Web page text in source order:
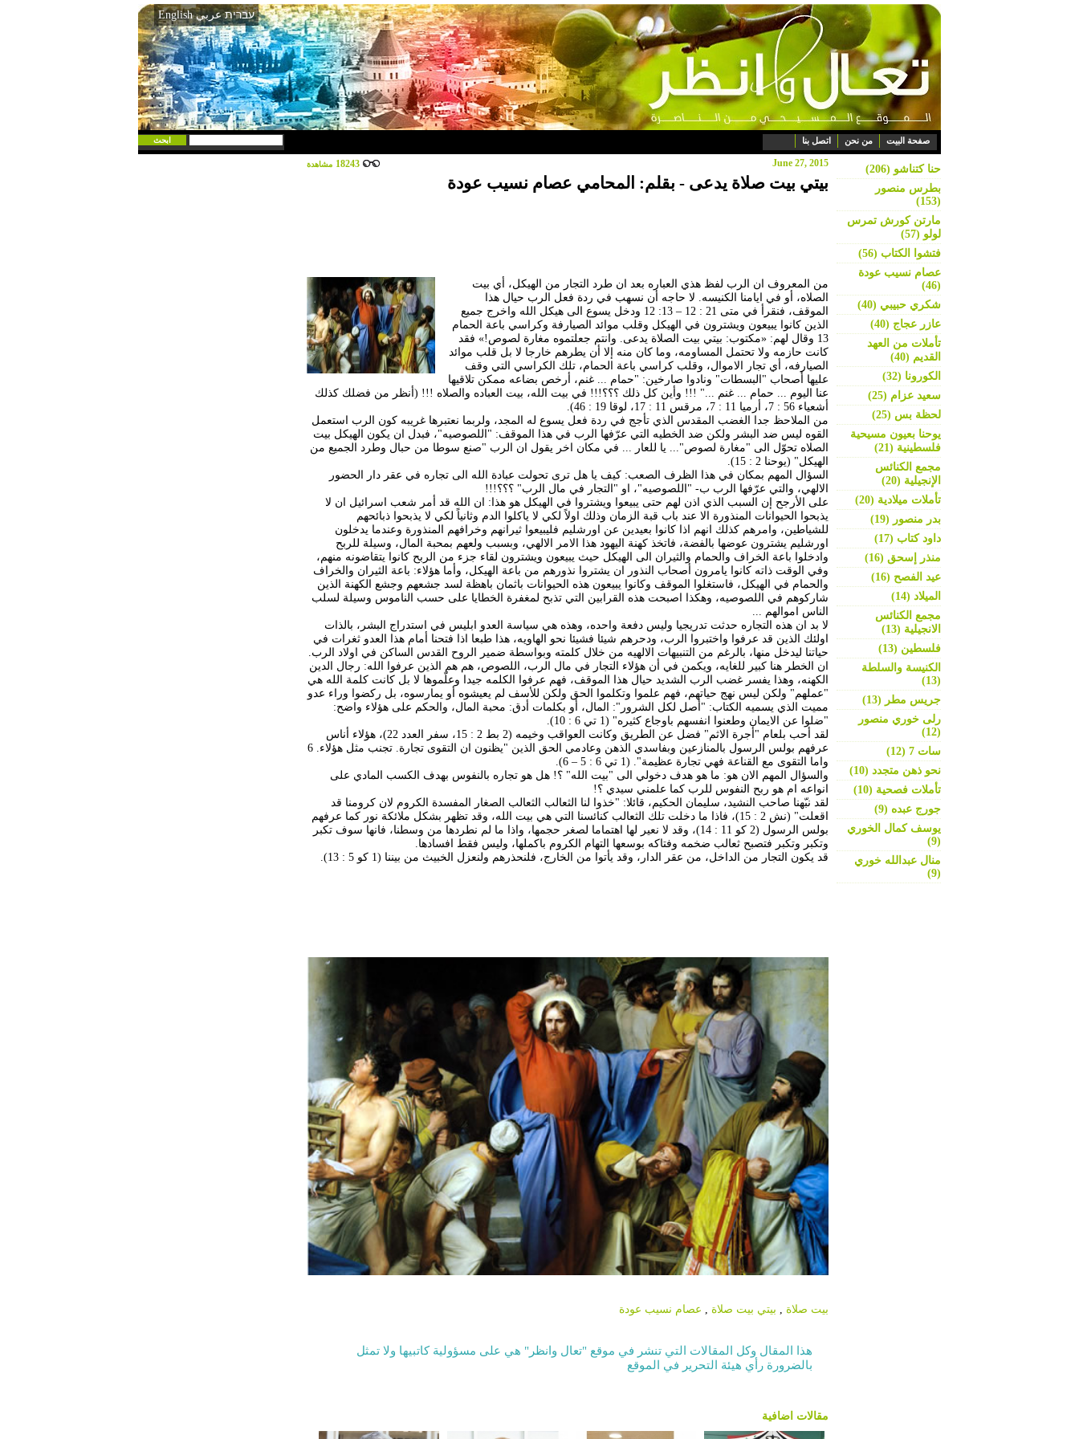
English عربي עברית
صفحة البيت من نحن اتصل بنا
حنا كتناشو (206)
بطرس منصور
(153)
مارتن كورش تمرس
لولو (57)
فتشوا الكتاب (56)
عصام نسيب عودة
(46)
شكري حبيبي (40)
عازر عجاج (40)
تأملات من العهد
القديم (40)
الكورونا (32)
سعيد عزام (25)
لحظة بس (25)
يوحنا بعيون مسيحية
فلسطينية (21)
مجمع الكنائس
الإنجيلية (20)
تأملات ميلادية (20)
بدر منصور (19)
داود كتاب (17)
منذر إسحق (16)
عيد الفصح (16)
الميلاد (14)
مجمع الكنائس
الانجيلية (13)
فلسطين (13)
الكنيسة والسلطة
(13)
جريس مطر (13)
رلى خوري منصور
(12)
سات 7 (12)
نحو ذهن متجدد (10)
تأملات فصحية (10)
جورج عبده (9)
يوسف كمال الخوري
(9)
منال عبدالله خوري
(9)
June 27, 2015
18243 مشاهدة
بيتي بيت صلاة يدعى - بقلم: المحامي عصام نسيب عودة
من المعروف ان الرب لفظ هذي العباره بعد ان طرد التجار من الهيكل، أي بيت
الصلاه، أو في ايامنا الكنيسه. لا حاجه أن نسهب في ردة فعل الرب حيال هذا
الموقف، فنقرأ في متى 21 : 12 – 13: 12 ودخل يسوع الى هيكل الله واخرج جميع
الذين كانوا يبيعون ويشترون في الهيكل وقلب موائد الصيارفة وكراسي باعة الحمام
13 وقال لهم: «مكتوب: بيتي بيت الصلاة يدعى. وانتم جعلتموه مغارة لصوص!» فقد
كانت حازمه ولا تحتمل المساومه، وما كان منه إلا أن يطرهم خارجا لا بل قلب موائد
الصيارفه، أي تجار الاموال، وقلب كراسي باعة الحمام، تلك الكراسي التي وقف
عليها أصحاب "البسطات" ونادوا صارخين: "حمام ... غنم، أرخص بضاعه ممكن تلاقيها
عنا اليوم ... حمام ... غنم ..." !!! وأين كل ذلك ؟؟؟!!! في بيت الله، بيت العباده والصلاه !!! (أنظر من فضلك كذلك
أشعياء 56 : 7، أرميا 11 : 7، مرقس 11 : 17، لوقا 19 : 46).
من الملاحظ جدا الغضب المقدس الذي تأجج في ردة فعل يسوع له المجد، ولربما نعتبرها غريبه كون الرب استعمل
القوه ليس ضد البشر ولكن ضد الخطيه التي عرّفها الرب في هذا الموقف: "اللصوصيه"، فبدل ان يكون الهيكل بيت
الصلاه تحوّل الى "مغارة لصوص"... يا للعار ... في مكان اخر يقول ان الرب "صنع سوطا من حبال وطرد الجميع من
الهيكل" (يوحنا 2 : 15).
السؤال المهم بمكان في هذا الظرف الصعب: كيف يا هل ترى تحولت عبادة الله الى تجاره في عقر دار الحضور
الالهي، والتي عرّفها الرب ب- "اللصوصيه"، او "التجار في مال الرب" ؟؟؟!!!
على الأرجح إن السبب الذي اذن لهم حتى يبيعوا ويشتروا في الهيكل هو هذا: ان الله قد أمر شعب اسرائيل ان لا
يذبحوا الحيوانات المنذورة الا عند باب قبة الزمان وذلك اولاً لكي لا ياكلوا الدم وثانياً لكي لا يذبحوا ذبائحهم
للشياطين، وامرهم كذلك انهم اذا كانوا بعيدين عن اورشليم فليبيعوا ثيرانهم وخرافهم المنذورة وعندما يدخلون
اورشليم يشترون عوضها بالفضة، فاتخذ كهنة اليهود هذا الامر الالهي، وبسبب ولعهم بمحبة المال، وسيلة للربح
وادخلوا باعة الخراف والحمام والثيران الى الهيكل حيث يبيعون ويشترون لقاء جزء من الربح كانوا يتقاضونه منهم،
وفي الوقت ذاته كانوا يامرون أصحاب النذور ان يشتروا نذورهم من باعة الهيكل، وأما هؤلاء: باعة الثيران والخراف
والحمام في الهيكل، فاستغلوا الموقف وكانوا يبيعون هذه الحيوانات باثمان باهظة لسد جشعهم وجشع الكهنة الذين
شاركوهم في اللصوصيه، وهكذا اصبحت هذه القرابين التي تذبح لمغفرة الخطايا على حسب الناموس وسيلة لسلب
الناس اموالهم ...
لا بد ان هذه التجاره حدثت تدريجيا وليس دفعة واحده، وهذه هي سياسة العدو ابليس في استدراج البشر، بالذات
اولئك الذين قد عرفوا واختبروا الرب، ودحرهم شيئا فشيئا نحو الهاويه، هذا طبعا اذا فتحنا أمام هذا العدو ثغرات في
حياتنا ليدخل منها، بالرغم من التنبيهات الالهيه من خلال كلمته وبواسطة ضمير الروح القدس الساكن في اولاد الرب.
ان الخطر هنا كبير للغايه، ويكمن في أن هؤلاء التجار في مال الرب، اللصوص، هم هم الذين عرفوا الله: رجال الدين
الكهنه، وهذا يفسر غضب الرب الشديد حيال هذا الموقف، فهم عرفوا الكلمه جيدا وعلّموها لا بل كانت كلمة الله هي
"عملهم" ولكن ليس نهج حياتهم، فهم علموا وتكلموا الحق ولكن للأسف لم يعيشوه أو يمارسوه، بل ركضوا وراء عدو
مميت الذي يسميه الكتاب: "أصل لكل الشرور": المال، أو بكلمات أدق: محبة المال، والحكم على هؤلاء واضح:
"ضلوا عن الايمان وطعنوا انفسهم باوجاع كثيره" (1 تي 6 : 10).
لقد أحب بلعام "أجرة الاثم" فضل عن الطريق وكانت العواقب وخيمه (2 بط 2 : 15، سفر العدد 22)، هؤلاء أناس
عرفهم بولس الرسول بالمنازعين وبفاسدي الذهن وعادمي الحق الذين "يظنون ان التقوى تجارة. تجنب مثل هؤلاء. 6
واما التقوى مع القناعة فهي تجارة عظيمة". (1 تي 6 : 5 – 6).
والسؤال المهم الان هو: ما هو هدف دخولي الى "بيت الله" ؟! هل هو تجاره بالنفوس بهدف الكسب المادي على
انواعه ام هو ربح النفوس للرب كما علمني سيدي ؟!
لقد نبّهنا صاحب النشيد، سليمان الحكيم، قائلا: "خذوا لنا الثعالب الثعالب الصغار المفسدة الكروم لان كرومنا قد
اقعلت" (نش 2 : 15)، فاذا ما دخلت تلك الثعالب كنائسنا التي هي بيت الله، وقد تظهر بشكل ملائكة نور كما عرفهم
بولس الرسول (2 كو 11 : 14)، وقد لا نعير لها اهتماما لصغر حجمها، واذا ما لم نطردها من وسطنا، فانها سوف تكبر
وتكبر وتكبر فتصبح ثعالب ضخمه وفتاكه بوسعها التهام الكروم باكملها، وليس فقط افسادها.
قد يكون التجار من الداخل، من عقر الدار، وقد يأتوا من الخارج، فلنحذرهم ولنعزل الخبيث من بيننا (1 كو 5 : 13).
بيت صلاة , بيتي بيت صلاة , عصام نسيب عودة
هذا المقال وكل المقالات التي تنشر في موقع "تعال وانظر" هي على مسؤولية كاتبيها ولا تمثل
بالضرورة رأي هيئة التحرير في الموقع
مقالات اضافية